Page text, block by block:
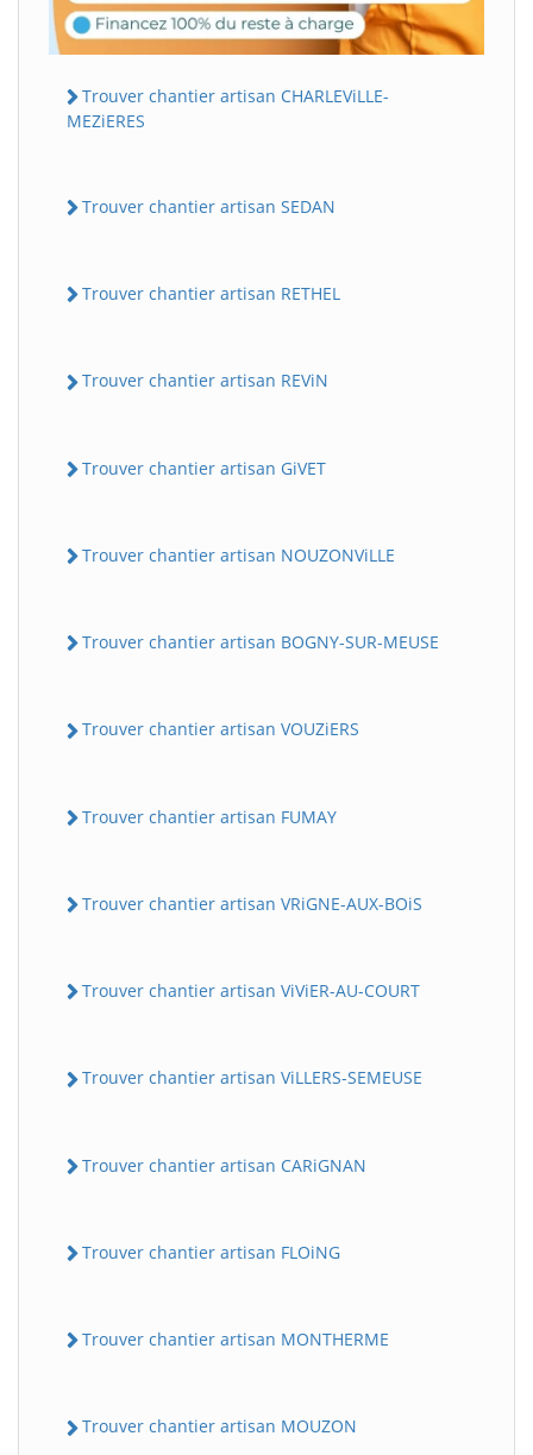
Trouver chantier artisan CHARLEViLLE-
MEZiERES
Trouver chantier artisan SEDAN
Trouver chantier artisan RETHEL
Trouver chantier artisan REViN
Trouver chantier artisan GiVET
Trouver chantier artisan NOUZONViLLE
Trouver chantier artisan BOGNY-SUR-MEUSE
Trouver chantier artisan VOUZiERS
Trouver chantier artisan FUMAY
Trouver chantier artisan VRiGNE-AUX-BOiS
Trouver chantier artisan ViViER-AU-COURT
Trouver chantier artisan ViLLERS-SEMEUSE
Trouver chantier artisan CARiGNAN
Trouver chantier artisan FLOiNG
Trouver chantier artisan MONTHERME
Trouver chantier artisan MOUZON